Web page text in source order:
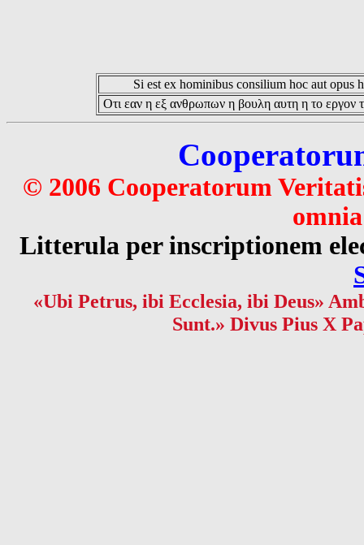
Si est ex hominibus consilium hoc aut opus
Οτι εαν η εξ ανθρωπων η βουλη αυτη η το εργον
© 2006 Cooperatorum
Litterula per inscriptionem
«Ubi Petrus, ibi Ecclesia, ibi Deus»
Sunt.» Divus Pius X